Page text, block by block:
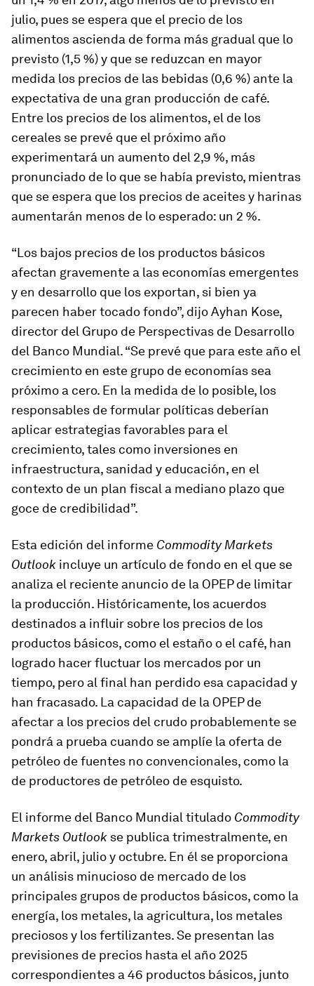
julio, pues se espera que el precio de los
alimentos ascienda de forma más gradual que lo
previsto (1,5 %) y que se reduzcan en mayor
medida los precios de las bebidas (0,6 %) ante la
expectativa de una gran producción de café.
Entre los precios de los alimentos, el de los
cereales se prevé que el próximo año
experimentará un aumento del 2,9 %, más
pronunciado de lo que se había previsto, mientras
que se espera que los precios de aceites y harinas
aumentarán menos de lo esperado: un 2 %.
“Los bajos precios de los productos básicos
afectan gravemente a las economías emergentes
y en desarrollo que los exportan, si bien ya
parecen haber tocado fondo”, dijo Ayhan Kose,
director del Grupo de Perspectivas de Desarrollo
del Banco Mundial. “Se prevé que para este año el
crecimiento en este grupo de economías sea
próximo a cero. En la medida de lo posible, los
responsables de formular políticas deberían
aplicar estrategias favorables para el
crecimiento, tales como inversiones en
infraestructura, sanidad y educación, en el
contexto de un plan fiscal a mediano plazo que
goce de credibilidad”.
Esta edición del informe Commodity Markets
Outlook incluye un artículo de fondo en el que se
analiza el reciente anuncio de la OPEP de limitar
la producción. Históricamente, los acuerdos
destinados a influir sobre los precios de los
productos básicos, como el estaño o el café, han
logrado hacer fluctuar los mercados por un
tiempo, pero al final han perdido esa capacidad y
han fracasado. La capacidad de la OPEP de
afectar a los precios del crudo probablemente se
pondrá a prueba cuando se amplíe la oferta de
petróleo de fuentes no convencionales, como la
de productores de petróleo de esquisto.
El informe del Banco Mundial titulado Commodity
Markets Outlook se publica trimestralmente, en
enero, abril, julio y octubre. En él se proporciona
un análisis minucioso de mercado de los
principales grupos de productos básicos, como la
energía, los metales, la agricultura, los metales
preciosos y los fertilizantes. Se presentan las
previsiones de precios hasta el año 2025
correspondientes a 46 productos básicos, junto